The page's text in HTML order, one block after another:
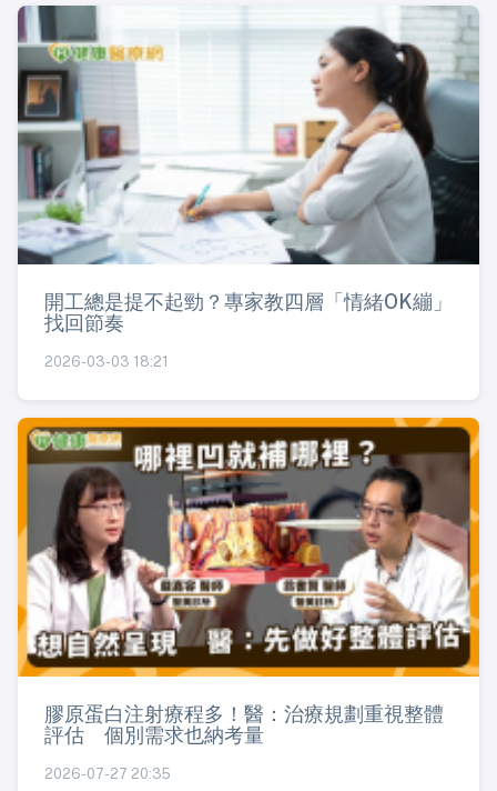
開工總是提不起勁？專家教四層「情緒OK繃」
找回節奏
2026-03-03 18:21
膠原蛋白注射療程多！醫：治療規劃重視整體
評估 個別需求也納考量
2026-07-27 20:35